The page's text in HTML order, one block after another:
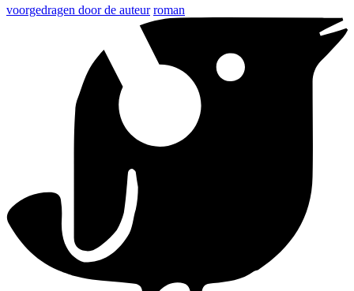
voorgedragen door de auteur roman